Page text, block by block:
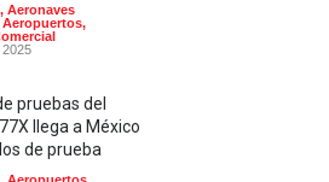
, Aeronaves
Aeropuertos,
pruebas del
llega a México
de prueba